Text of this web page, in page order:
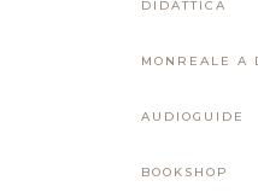
DIDATTICA
MONREALE A
AUDIOGUIDE
BOOKSHOP